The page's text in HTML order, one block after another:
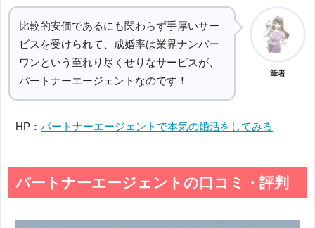
比較的安価であるにも関わらず手厚いサー
ビスを受けられて、成婚率は業界ナンバー
ワンという至れり尽くせりなサービスが、
パートナーエージェントなのです！
筆者
HP：パートナーエージェントで本気の婚活をしてみる
パートナーエージェントの口コミ・評判